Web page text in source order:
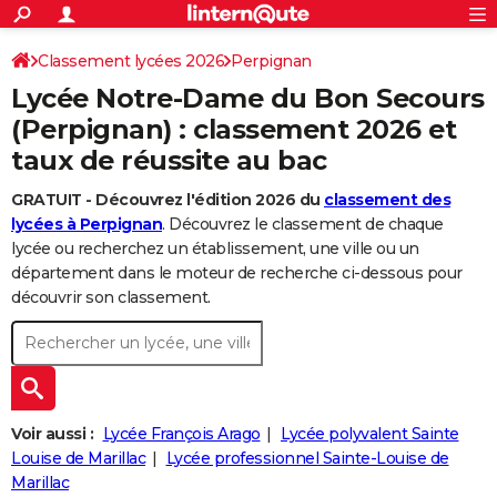
ACTUALITÉS
Politique
Société
Faits Divers
Education
Monde
Villes
+
SPORT
Coupe du monde 2026
Football
Tennis
Cyclisme
Rugby
Forum
CULTURE
Programme TV
TNT
Streaming
Cinéma
Sorties cinéma
Musique
+
FINANCE
Retraite
Impôts
Epargne
Immobilier
Risques naturels par ville
Banque
Assurance
Crédit
AUTO
Essais
Réserver un essai
Citadines
Berlines
SUV
Forum auto
+
HIGH-TECH
Mobiles
Meilleur smartphone
Internet
Ordinateurs
Jeux vidéo
Guide high-tech
+
BRICOLAGE
Forum
Aménagement intérieur
Extérieur
Cuisine
Salle de bains
Jardinage
Rangement
WEEK-END
Guides de France
Escapades
Patrimoine
Expositions
Musées
Week-end nature
+LIFESTYLE
Art de vivre
Bien-être
Loisirs
Mode
Modes de vie
+SANTE
Alimentation
Guide de la santé
Maladies
Médicaments
Sommeil
+VOYAGE
S'inscrire
Connexion
Classement lycées 2026 Perpignan
Lycée Notre-Dame du Bon Secours
(Perpignan) : classement 2026 et
taux de réussite au bac
GRATUIT - Découvrez l'édition 2026 du classement des
lycées à Perpignan. Découvrez le classement de chaque
lycée ou recherchez un établissement, une ville ou un
département dans le moteur de recherche ci-dessous pour
découvrir son classement.
Voir aussi : Lycée François Arago
Lycée polyvalent Sainte
Louise de Marillac
Lycée professionnel Sainte-Louise de
Marillac